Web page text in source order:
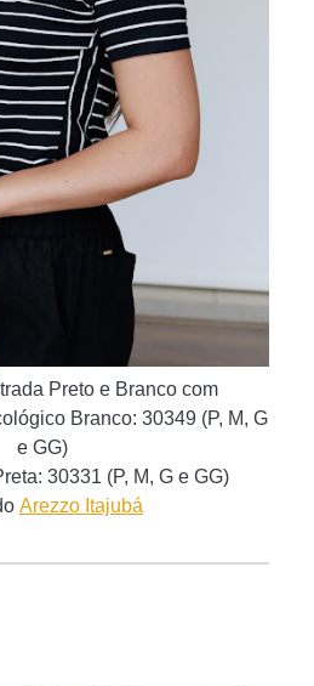
Preto e Branco com
Branco: 30349 (P, M, G
e GG)
30331 (P, M, G e GG)
Arezzo Itajubá